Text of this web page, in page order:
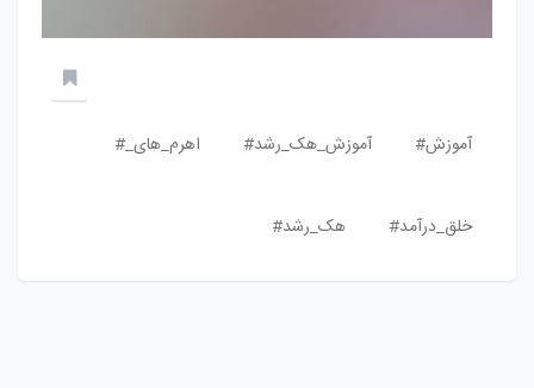
آموزش# آموزش_هک_رشد# اهرم_های_#
خلق_درآمد# هک_رشد#